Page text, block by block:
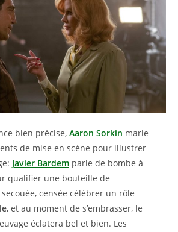
bien précise, Aaron Sorkin marie
de mise en scène pour illustrer
Javier Bardem parle de bombe à
qualifier une bouteille de
censée célébrer un rôle
, et au moment de s’embrasser, le
éclatera bel et bien. Les